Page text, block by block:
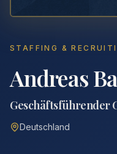
STAFFING &
Andreas
Geschäftsführender
Deutschland